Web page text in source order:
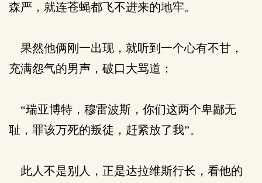
森严，就连苍蝇都飞不进来的地牢。
果然他俩刚一出现，就听到一个心有不甘，
充满怨气的男声，破口大骂道：
“瑞亚博特，穆雷波斯，你们这两个卑鄙无
耻，罪该万死的叛徒，赶紧放了我”。
此人不是别人，正是达拉维斯行长，看他的